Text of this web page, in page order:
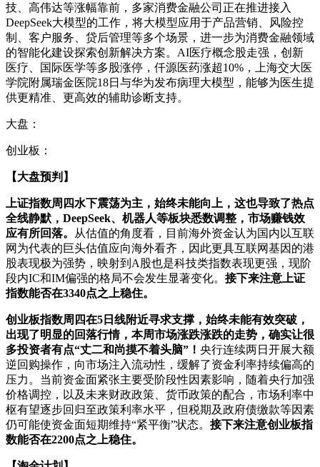
技、高伟达等涨幅靠前，多家消费金融公司正在推进接入
DeepSeek大模型的工作，将大模型应用于产品营销、风险控
制、客户服务、贷后管理等多个场景，进一步为消费金融领域
的智能化建设探索创新解决方案。AI医疗概念股走强，创新
医疗、国际医学等多股涨停，仟源医药涨超10%，上海交大医
学院附属瑞金医院18日与华为发布病理大模型，能够为医生提
供更精准、更高效的辅助诊断支持。
大盘：
创业板：
【大盘预判】
上证指数周四水下震荡为主，始终未能向上，这也导致了热点
全线静默，DeepSeek、机器人等板块悉数调整，市场赚钱效
应有所回落。
从估值的角度看，目前海外资金认为国内以互联
网为代表的巨头估值应向海外看齐，因此更具互联网基因的港
股表现极为强势，映射到A股也是科技类指数表现更强，现阶
段内IC和IM偏强的格局不会发生显著变化。 接下来注意上证
指数能否在3340点之上稳住。
创业板指数周四在5日线附近寻求支撑，始终未能有效突破，
出现了明显的回落行情，本周市场涨跌涨跌的走势，确实让很
多投资者有点“丈二和尚摸不着头脑”！ 央行连续两日开展大额
逆回购操作，向市场注入流动性，缓解了资金利率持续偏高的
压力。当前资金面紧张主要受阶段性因素影响，随着央行加强
价格调控，以及未来财政政策、货币政策的配合，市场利率中
枢有望逐步回归至政策利率水平，但税期及政府债缴款等因素
仍可能使资金面短期维持“紧平衡”状态。 接下来注意创业板指
数能否在2200点之上稳住。